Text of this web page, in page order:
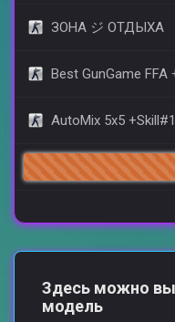
ЗОНА ジ ОТДЫХА
Best GunGame FFA +
AutoMix 5x5 +Skill#1
Здесь можно
модель